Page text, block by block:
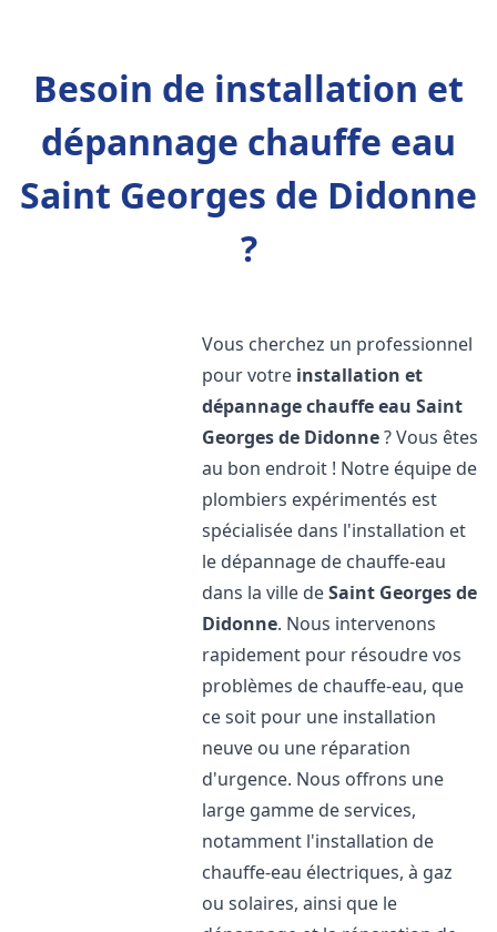
Besoin de installation et
dépannage chauffe eau
Saint Georges de Didonne
?
Vous cherchez un professionnel
pour votre installation et
dépannage chauffe eau Saint
Georges de Didonne? Vous êtes
au bon endroit ! Notre équipe de
plombiers expérimentés est
spécialisée dans l'installation et
le dépannage de chauffe-eau
dans la ville deSaint Georges de
Didonne. Nous intervenons
rapidement pour résoudre vos
problèmes de chauffe-eau, que
ce soit pour une installation
neuve ou une réparation
d'urgence. Nous offrons une
large gamme de services,
notamment l'installation de
chauffe-eau électriques, à gaz
ou solaires, ainsi que le